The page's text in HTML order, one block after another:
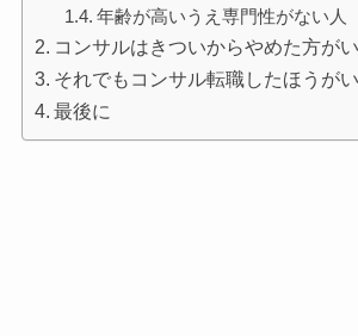
年齢が高いうえ専門性がない人
コンサルはきついからやめた方が
それでもコンサル転職したほうがい
最後に